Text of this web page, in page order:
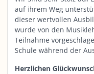
auf ihrem Weg
dieser wertvollen
wurde von den
Teilnahme
Schule während der
Herzlichen